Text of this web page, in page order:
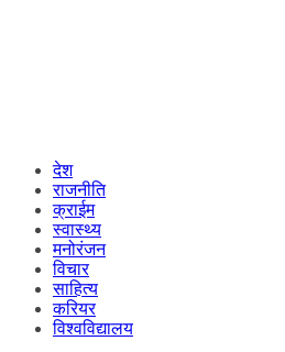
देश
राजनीति
क्राईम
स्वास्थ्य
मनोरंजन
विचार
साहित्य
करियर
विश्वविद्यालय